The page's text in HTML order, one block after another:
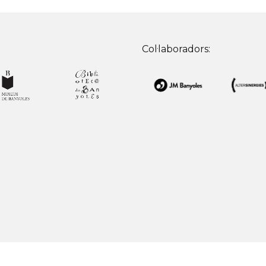
Col·laboradors: